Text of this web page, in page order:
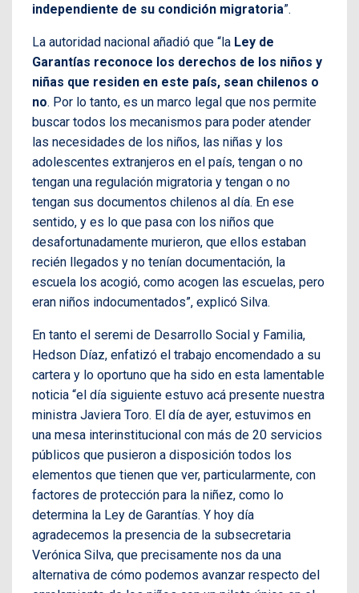
independiente de su condición migratoria”.
La autoridad nacional añadió que “la Ley de
Garantías reconoce los derechos de los niños y
niñas que residen en este país, sean chilenos o
no. Por lo tanto, es un marco legal que nos permite
buscar todos los mecanismos para poder atender
las necesidades de los niños, las niñas y los
adolescentes extranjeros en el país, tengan o no
tengan una regulación migratoria y tengan o no
tengan sus documentos chilenos al día. En ese
sentido, y es lo que pasa con los niños que
desafortunadamente murieron, que ellos estaban
recién llegados y no tenían documentación, la
escuela los acogió, como acogen las escuelas, pero
eran niños indocumentados”, explicó Silva.
En tanto el seremi de Desarrollo Social y Familia,
Hedson Díaz, enfatizó el trabajo encomendado a su
cartera y lo oportuno que ha sido en esta lamentable
noticia “el día siguiente estuvo acá presente nuestra
ministra Javiera Toro. El día de ayer, estuvimos en
una mesa interinstitucional con más de 20 servicios
públicos que pusieron a disposición todos los
elementos que tienen que ver, particularmente, con
factores de protección para la niñez, como lo
determina la Ley de Garantías. Y hoy día
agradecemos la presencia de la subsecretaria
Verónica Silva, que precisamente nos da una
alternativa de cómo podemos avanzar respecto del